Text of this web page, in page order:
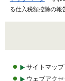
る仕入税額控除の報
サイトマップ
ウェブアク